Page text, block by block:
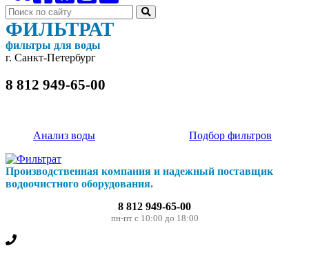
ФИЛЬТРАТ
фильтры для воды
г. Санкт-Петербург
8 812 949-65-00
Анализ воды Подбор фильтров
Производственная компания и надежный поставщик
водоочистного оборудования.
8 812 949-65-00
пн-пт с 10:00 до 18:00